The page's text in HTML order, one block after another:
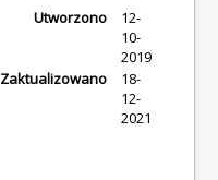
Utworzono
12-
10-
2019
Zaktualizowano
18-
12-
2021